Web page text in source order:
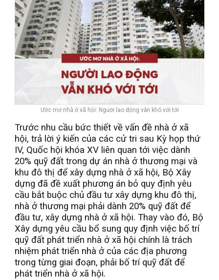
Ước mơ nhà ở xã hội: Người lao động vẫn khó với tới
Trước nhu cầu bức thiết về vấn đề nhà ở xã
hội, trả lời ý kiến của các cử tri sau Kỳ họp thứ
IV, Quốc hội khóa XV liên quan tới việc dành
20% quỹ đất trong dự án nhà ở thương mại và
khu đô thị để xây dựng nhà ở xã hội, Bộ Xây
dựng đã đề xuất phương án bỏ quy định yêu
cầu bắt buộc chủ đầu tư xây dựng khu đô thị,
nhà ở thương mại phải dành 20% quỹ đất để
đầu tư, xây dựng nhà ở xã hội. Thay vào đó, Bộ
Xây dựng yêu cầu bổ sung quy định việc bố trí
quỹ đất phát triển nhà ở xã hội chính là trách
nhiệm phát triển nhà ở của các địa phương
trong từng giai đoạn, phải bố trí quỹ đất để
phát triển nhà ở xã hội.